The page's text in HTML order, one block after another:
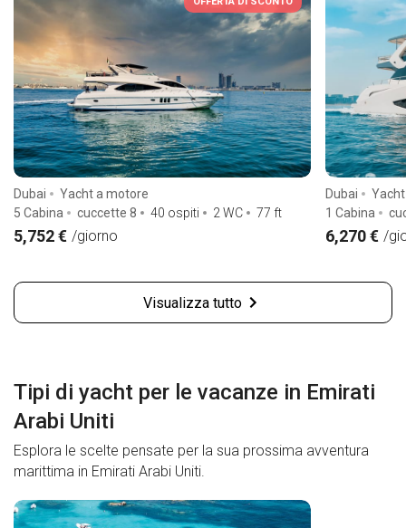
Dubai
Yacht a motore
5 Cabina
cuccette 8 40 ospiti 2 WC 77 ft
5,752 € /giorno
Dubai
1 Cabina
6,270 € /
Visualizza tutto
Tipi di yacht per le vacanze in Emirati
Arabi Uniti
Esplora le scelte pensate per la sua prossima avventura
marittima in Emirati Arabi Uniti.